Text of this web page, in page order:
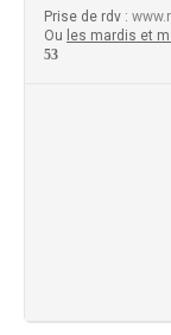
Prise de rdv :
Ou les mardis et
53